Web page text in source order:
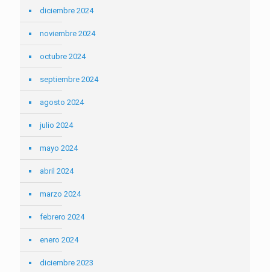
diciembre 2024
noviembre 2024
octubre 2024
septiembre 2024
agosto 2024
julio 2024
mayo 2024
abril 2024
marzo 2024
febrero 2024
enero 2024
diciembre 2023